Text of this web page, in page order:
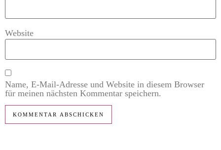
Website
Name, E-Mail-Adresse und Website in diesem Browser
für meinen nächsten Kommentar speichern.